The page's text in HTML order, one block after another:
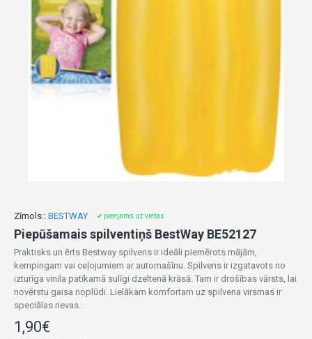
Zīmols:: BESTWAY ✔ pieejams uz vietas
Piepūšamais spilventiņš BestWay BE52127
Praktisks un ērts Bestway spilvens ir ideāli piemērots mājām,
kempingam vai ceļojumiem ar automašīnu. Spilvens ir izgatavots no
izturīga vinila patīkamā sulīgi dzeltenā krāsā. Tam ir drošības vārsts, lai
novērstu gaisa noplūdi. Lielākam komfortam uz spilvena virsmas ir
speciālas rievas..
1,90€